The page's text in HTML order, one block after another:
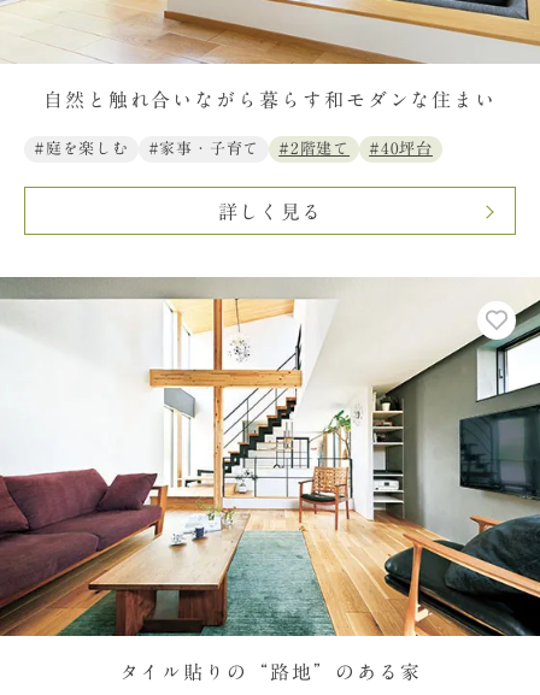
自然と触れ合いながら暮らす和モダンな住まい
#庭を楽しむ #家事・子育て #2階建て #40坪台
詳しく見る
タイル貼りの“路地”のある家